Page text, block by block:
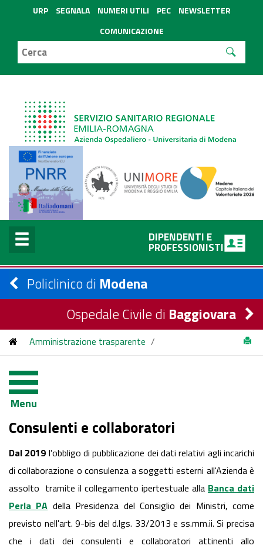
URP SEGNALA NUMERI UTILI PEC
NEWSLETTER
COMUNICAZIONE
DIPENDENTI E
PROFESSIONISTI
Policlinico di Modena
Ospedale Civile di Baggiovara
Amministrazione trasparente /
Menu
Consulenti e collaboratori
Dal 2019 l'obbligo di pubblicazione dei dati relativi agli incarichi
di collaborazione o consulenza a soggetti esterni all'Azienda è
assolto tramite il collegamento ipertestuale alla Banca dati
Perla PA della Presidenza del Consiglio dei Ministri, come
previsto nell'art. 9-bis del d.lgs. 33/2013 e ss.mm.ii. Si precisa
che i dati dei consulenti e collaboratori attinenti allo